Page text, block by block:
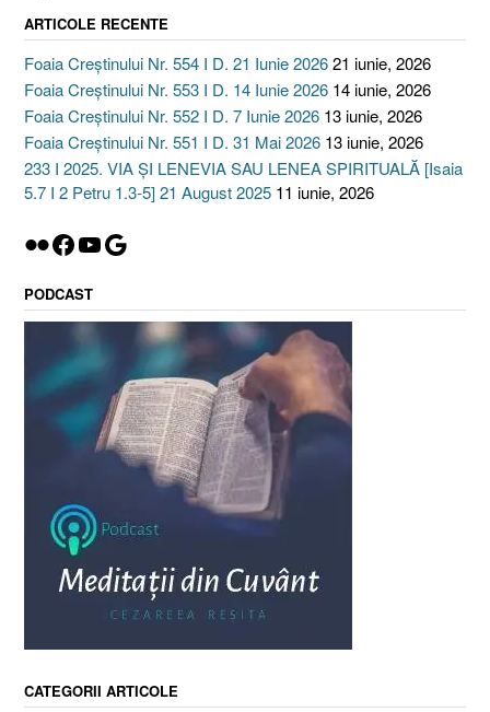
ARTICOLE RECENTE
Foaia Creștinului Nr. 554 I D. 21 Iunie 202621 iunie, 2026
Foaia Creștinului Nr. 553 I D. 14 Iunie 2026 14 iunie, 2026
Foaia Creștinului Nr. 552 I D. 7 Iunie 2026 13 iunie, 2026
Foaia Creștinului Nr. 551 I D. 31 Mai 2026 13 iunie, 2026
233 I 2025. VIA ȘI LENEVIA SAU LENEA SPIRITUALĂ [Isaia
5.7 I 2 Petru 1.3-5] 21 August 2025 11 iunie, 2026
Flickr
Facebook
YouTube
Google
PODCAST
CATEGORII ARTICOLE